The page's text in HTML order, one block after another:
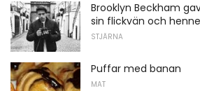
Brooklyn Beckham
sin flickvän och
STJÄRNA
Puffar med banan
MAT